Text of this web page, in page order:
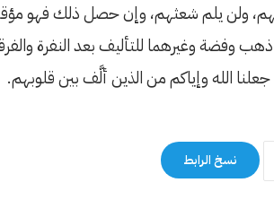
ولن يلم شعثهم، وإن حصل ذلك فهو
وفضة وغيرهما للتأليف بعد النفرة
الله وإياكم من الذين ألَّف بين قلوبهم.
نسخ الرابط